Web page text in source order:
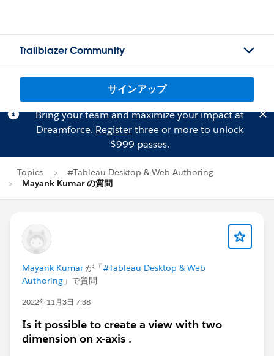
Trailblazer Community
サインアップ
Bring your team and maximize your impact at
Dreamforce. Registerthree or more to unlock
$999 passes.
Topics
#Tableau Desktop & Web Authoring
Mayank Kumar の質問
Mayank Kumar が「#Tableau Desktop & Web
Authoring 」で質問
2022年11月3日 7:38
Is it possible to create a view with two
dimension on x-axis .